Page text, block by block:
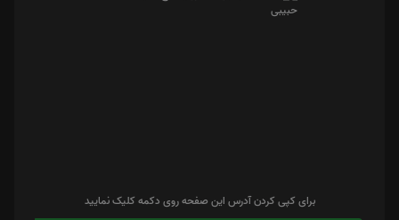
برای کپی کردن آدرس این صفحه روی دکمه کلیک نمایید